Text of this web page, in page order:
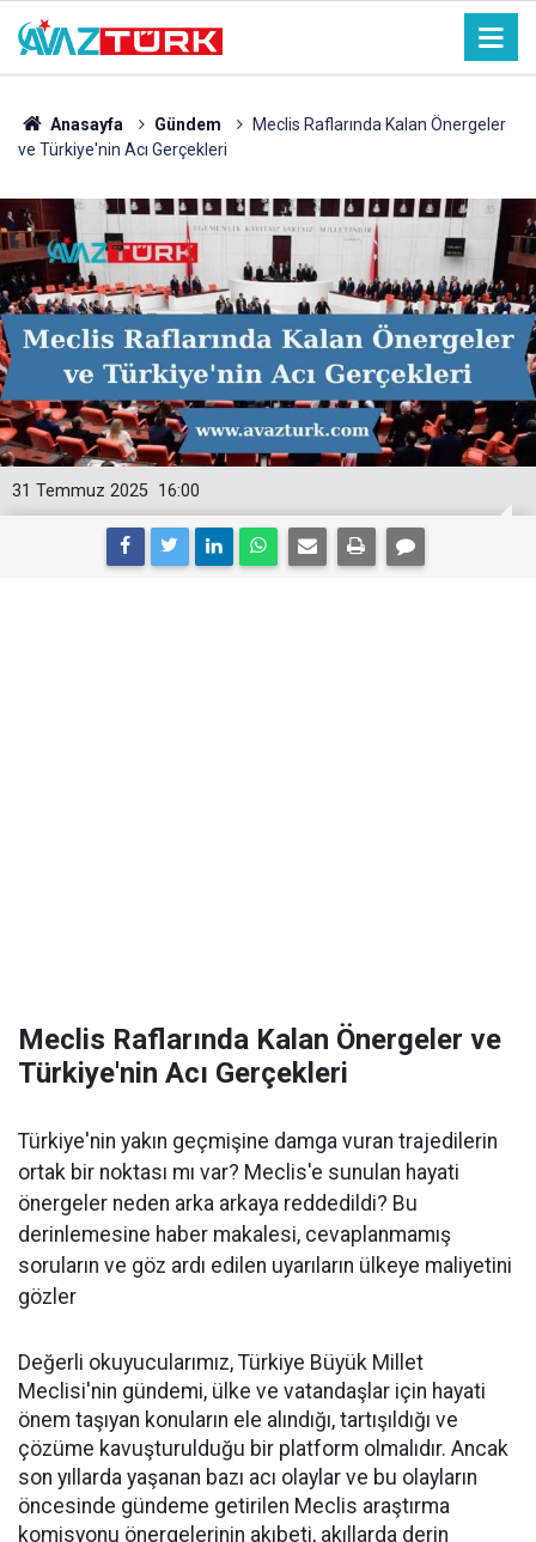
Anasayfa Gündem
Meclis Raflarında Kalan Önergeler
ve Türkiye'nin Acı Gerçekleri
16:00
31 Temmuz 2025
Meclis Raflarında Kalan Önergeler ve
Türkiye'nin Acı Gerçekleri
Türkiye'nin yakın geçmişine damga vuran trajedilerin
ortak bir noktası mı var? Meclis'e sunulan hayati
önergeler neden arka arkaya reddedildi? Bu
derinlemesine haber makalesi, cevaplanmamış
soruların ve göz ardı edilen uyarıların ülkeye maliyetini
gözler
Değerli okuyucularımız, Türkiye Büyük Millet
Meclisi'nin gündemi, ülke ve vatandaşlar için hayati
önem taşıyan konuların ele alındığı, tartışıldığı ve
çözüme kavuşturulduğu bir platform olmalıdır. Ancak
son yıllarda yaşanan bazı acı olaylar ve bu olayların
öncesinde gündeme getirilen Meclis araştırma
komisyonu önergelerinin akıbeti, akıllarda derin